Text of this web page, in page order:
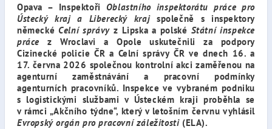
Opava – Inspektoři Oblastního inspektorátu práce pro
Ústecký kraj a Liberecký krajspolečně s inspektory
německé Celní správyz Lipska a polské Státní inspekce
prácez Wroclavi a Opole uskutečnili za podpory
Cizinecké policie ČR a Celní správy ČR ve dnech 16. a
17. června 2026 společnou kontrolní akci zaměřenou na
agenturní zaměstnávání a pracovní podmínky
agenturních pracovníků. Inspekce ve vybraném podniku
s logistickými službami v Ústeckém kraji proběhla se
v rámci „Akčního týdne“, který v letošním červnu vyhlásil
Evropský orgán pro pracovní záležitosti (ELA).